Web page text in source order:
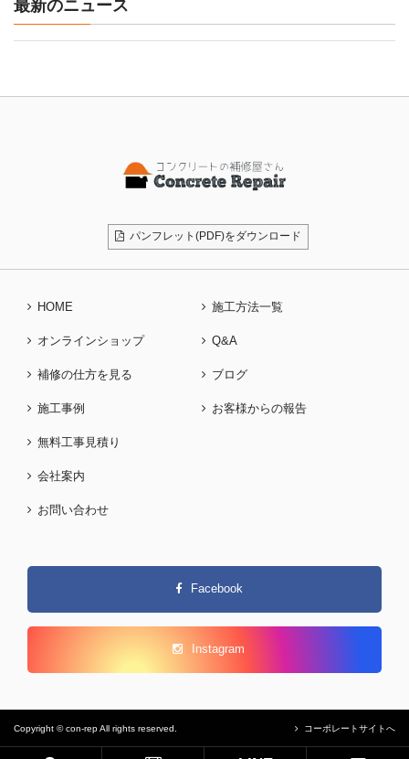
最新のニュース
パンフレット(PDF)をダウンロード
HOME
オンラインショップ
補修の仕方を見る
施工事例
施工方法一覧
Q&A
ブログ
お客様からの報告
無料工事見積り
会社案内
お問い合わせ
Facebook
Instagram
Copyright © con-rep All rights reserved. コーポレートサイトへ